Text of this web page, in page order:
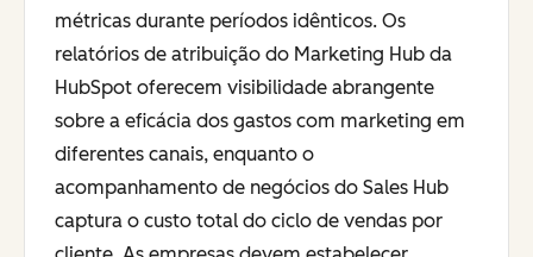
métricas durante períodos idênticos. Os
relatórios de atribuição do Marketing Hub da
HubSpot oferecem visibilidade abrangente
sobre a eficácia dos gastos com marketing em
diferentes canais, enquanto o
acompanhamento de negócios do Sales Hub
captura o custo total do ciclo de vendas por